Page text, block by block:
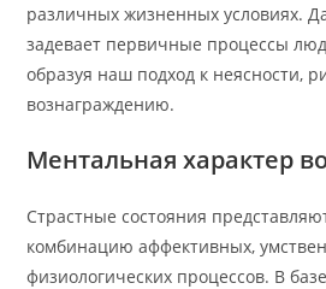
различных жизненных условиях.
задевает первичные процессы
образуя наш подход к неясности,
вознаграждению.
Ментальная характер
Страстные состояния
комбинацию аффективных,
физиологических процессов. В